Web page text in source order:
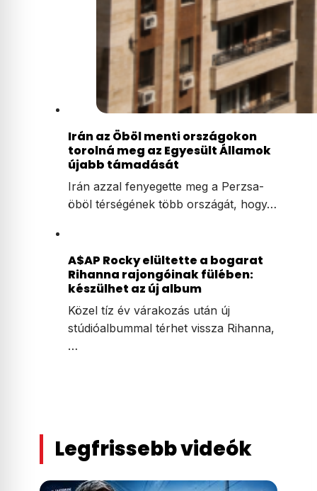
Irán az Öböl menti országokon
torolná meg az Egyesült Államok
újabb támadását
Irán azzal fenyegette meg a Perzsa-
öböl térségének több országát, hogy…
A$AP Rocky elültette a bogarat
Rihanna rajongóinak fülében:
készülhet az új album
Közel tíz év várakozás után új
stúdióalbummal térhet vissza Rihanna,
…
Legfrissebb videók